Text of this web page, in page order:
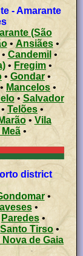
- Amarante
(São
•Ansiães•
Candemil •
• Fregim •
• Gondar •
Mancelos•
•Salvador
• Telões •
• Vila
•
•
•
Paredes•
Santo Tirso •
Nova de Gaia